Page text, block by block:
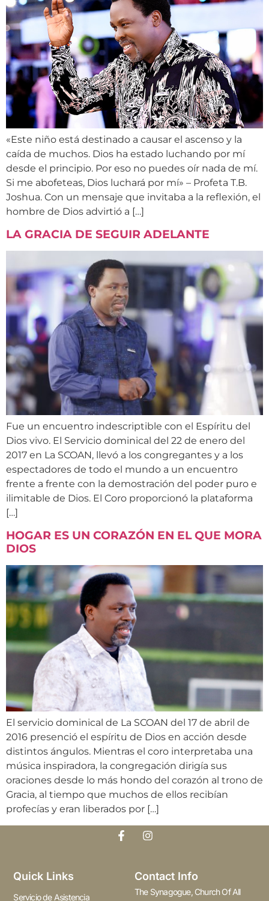
«Este niño está destinado a causar el ascenso y la
caída de muchos. Dios ha estado luchando por mí
desde el principio. Por eso no puedes oír nada de mí.
Si me abofeteas, Dios luchará por mí» – Profeta T.B.
Joshua. Con un mensaje que invitaba a la reflexión, el
hombre de Dios advirtió a […]
LA GRACIA DE SEGUIR ADELANTE
Fue un encuentro indescriptible con el Espíritu del
Dios vivo. El Servicio dominical del 22 de enero del
2017 en La SCOAN, llevó a los congregantes y a los
espectadores de todo el mundo a un encuentro
frente a frente con la demostración del poder puro e
ilimitable de Dios. El Coro proporcionó la plataforma
[…]
HOGAR ES UN CORAZÓN EN EL QUE MORA
DIOS
El servicio dominical de La SCOAN del 17 de abril de
2016 presenció el espíritu de Dios en acción desde
distintos ángulos. Mientras el coro interpretaba una
música inspiradora, la congregación dirigía sus
oraciones desde lo más hondo del corazón al trono de
Gracia, al tiempo que muchos de ellos recibían
profecías y eran liberados por […]
Quick Links
Servicio de Asistencia
Contact Info
The Synagogue, Church Of All